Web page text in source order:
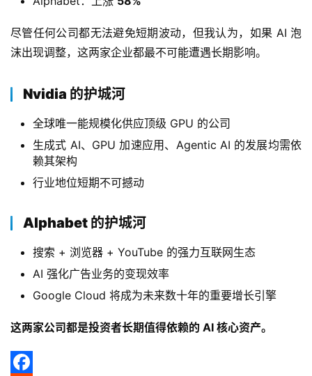
尽管任何公司都无法避免短期波动，但我认为，如果 AI 泡
沫出现调整，这两家企业都最不可能遭遇长期影响。
Nvidia 的护城河
全球唯一能规模化供应顶级 GPU 的公司
生成式 AI、GPU 加速应用、Agentic AI 的发展均需依
赖其架构
行业地位短期不可撼动
Alphabet 的护城河
搜索 + 浏览器 + YouTube 的强力互联网生态
AI 强化广告业务的变现效率
Google Cloud 将成为未来数十年的重要增长引擎
这两家公司都是投资者长期值得依赖的 AI 核心资产。